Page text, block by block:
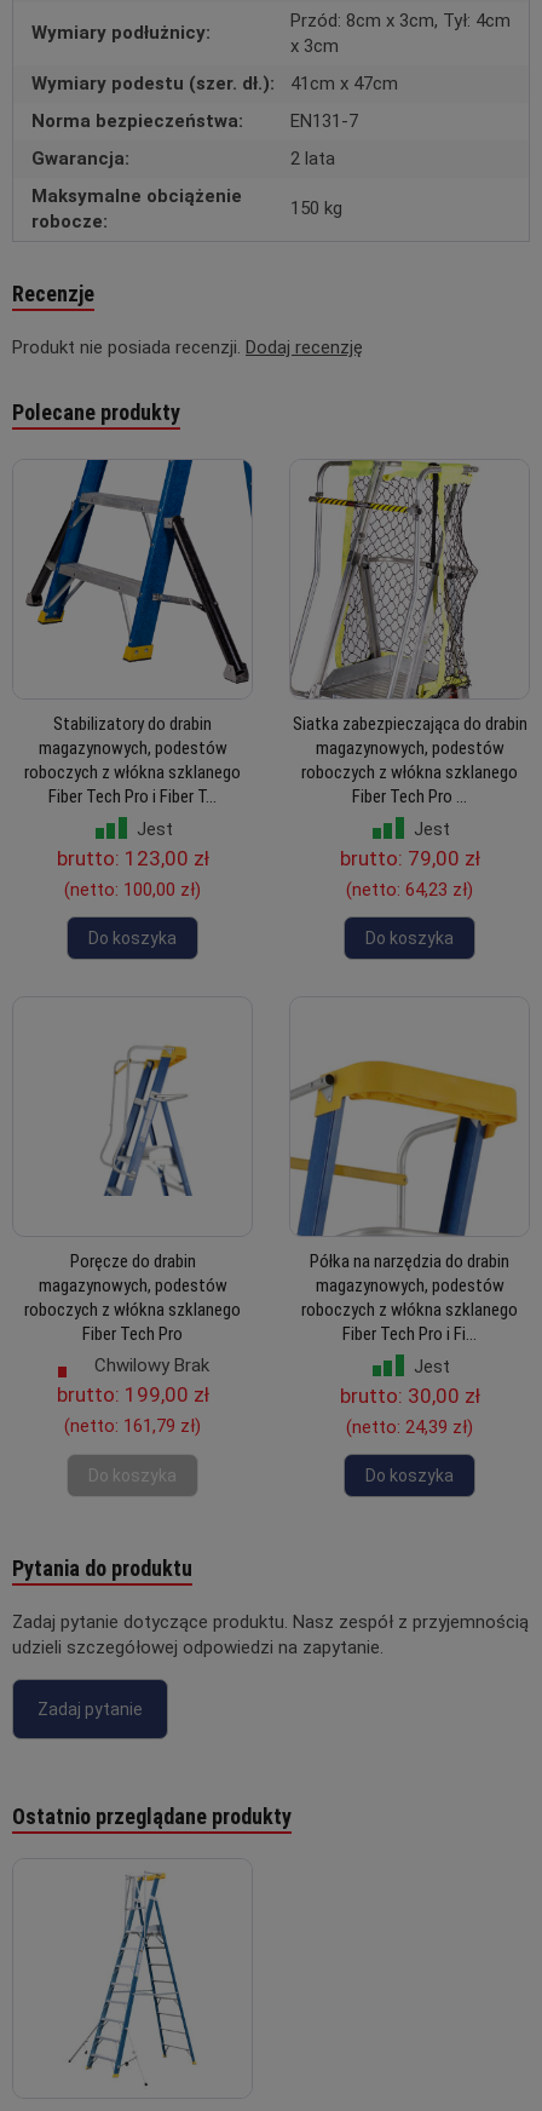
Wymiary podłużnicy:
Przód: 8cm x 3cm, Tył: 4cm
x 3cm
Wymiary podestu (szer. dł.):
41cm x 47cm
Norma bezpieczeństwa:
EN131-7
Gwarancja:
2 lata
Maksymalne obciążenie
robocze:
150 kg
Recenzje
Produkt nie posiada recenzji. Dodaj recenzję
Polecane produkty
Stabilizatory do drabin
magazynowych, podestów
roboczych z włókna szklanego
Fiber Tech Pro i Fiber T...
Jest
brutto: 123,00 zł
(netto: 100,00 zł)
Do koszyka
Siatka zabezpieczająca do drabin
magazynowych, podestów
roboczych z włókna szklanego
Fiber Tech Pro ...
Jest
brutto: 79,00 zł
(netto: 64,23 zł)
Do koszyka
Poręcze do drabin
magazynowych, podestów
roboczych z włókna szklanego
Fiber Tech Pro
Chwilowy Brak
brutto: 199,00 zł
(netto: 161,79 zł)
Do koszyka
Półka na narzędzia do drabin
magazynowych, podestów
roboczych z włókna szklanego
Fiber Tech Pro i Fi...
Jest
brutto: 30,00 zł
(netto: 24,39 zł)
Do koszyka
Pytania do produktu
Zadaj pytanie dotyczące produktu. Nasz zespół z przyjemnością
udzieli szczegółowej odpowiedzi na zapytanie.
Zadaj pytanie
Ostatnio przeglądane produkty